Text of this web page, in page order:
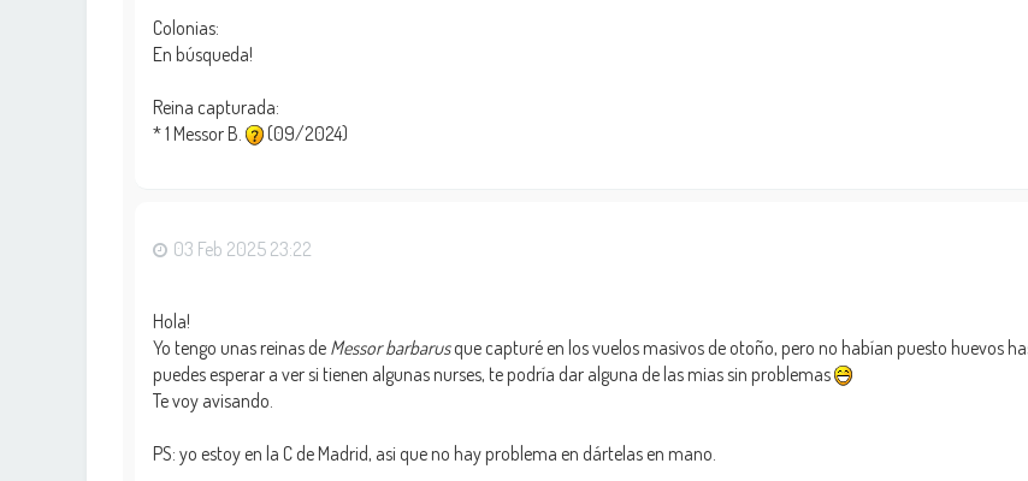
Colonias:
En búsqueda!
Reina capturada:
* 1 Messor B.
(09/2024)
03 Feb 2025 23:22
Hola!
Yo tengo unas reinas de Messor barbarusque capturé en los vuelos masivos de otoño, pero no habían puesto huevos
puedes esperar a ver si tienen algunas nurses, te podría dar alguna de las mias sin problemas
Te voy avisando.
PS: yo estoy en la C de Madrid, asi que no hay problema en dártelas en mano.